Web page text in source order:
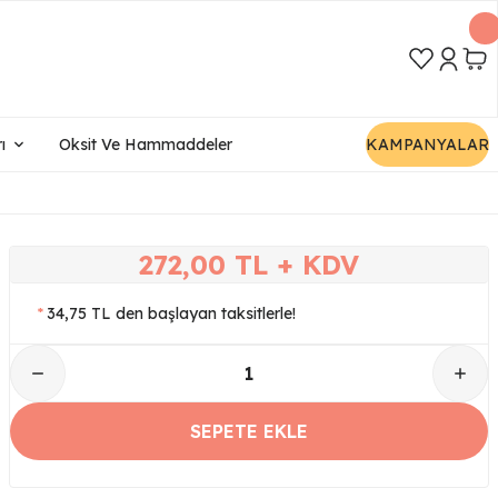
Oksit Ve Hammaddeler KAMPANYALAR
272,00 TL + KDV
*34,75 TL den başlayan taksitlerle!
SEPETE EKLE